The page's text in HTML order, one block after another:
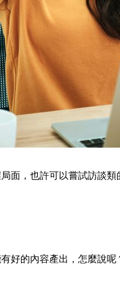
面，也許可以嘗試訪談
好的內容產出，怎麼說